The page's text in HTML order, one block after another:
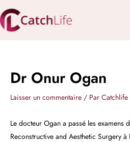
Aller
au
contenu
Dr Onur Ogan
Laisser un commentaire / Par Catchlife
Le docteur Ogan a passé les examens
Reconstructive and Aesthetic Surgery